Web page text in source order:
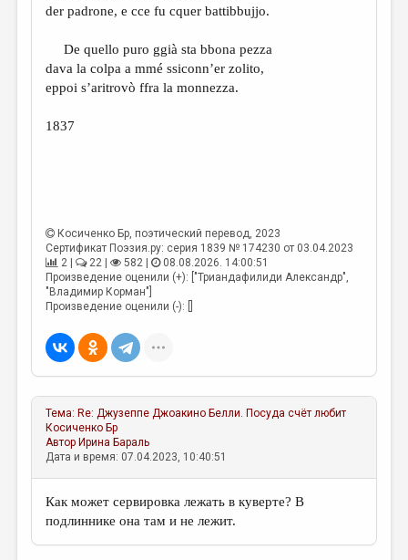
ПУБЛИЦИСТИКА
РЕЦЕНЗИРОВАНИЕ
ЦИКЛЫ ПУБЛИКАЦИЙ
der padrone, e cce fu cquer battibbujjo.
De quello puro ggià sta bbona pezza
dava la colpa a mmé ssiconn’er zolito,
eppoi s’aritrovò ffra la monnezza.
1837
Косиченко Бр, поэтический перевод, 2023
Сертификат Поэзия.ру: серия 1839 № 174230 от 03.04.2023
2 |
22 | 582 |
08.08.2026. 14:00:51
Произведение оценили (+): ["Триандафилиди Александр",
"Владимир Корман"]
Произведение оценили (-): []
Тема: Re: Джузеппе Джоакино Белли. Посуда счёт любит
Косиченко Бр
Автор Ирина Бараль
Дата и время: 07.04.2023, 10:40:51
Как может сервировка лежать в куверте? В
подлиннике она там и не лежит.